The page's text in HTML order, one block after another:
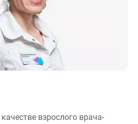
взрослого врача-